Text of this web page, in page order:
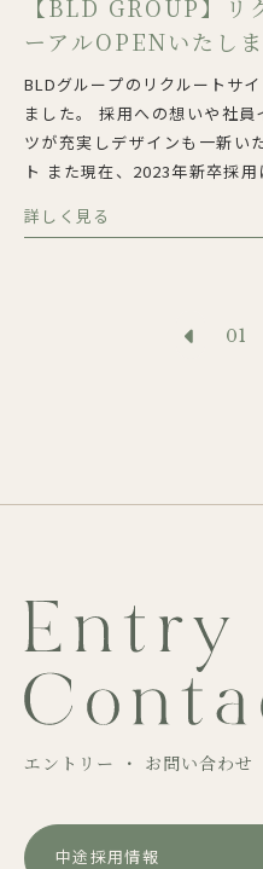
【BLD GROUP】リ
ーアルOPENいたし
BLDグループのリクルートサ
ました。 採用への想いや社
ツが充実しデザインも一新い
ト また現在、2023年新卒採
詳しく見る
01
エントリー ・ お問い合わせ
中途採用情報